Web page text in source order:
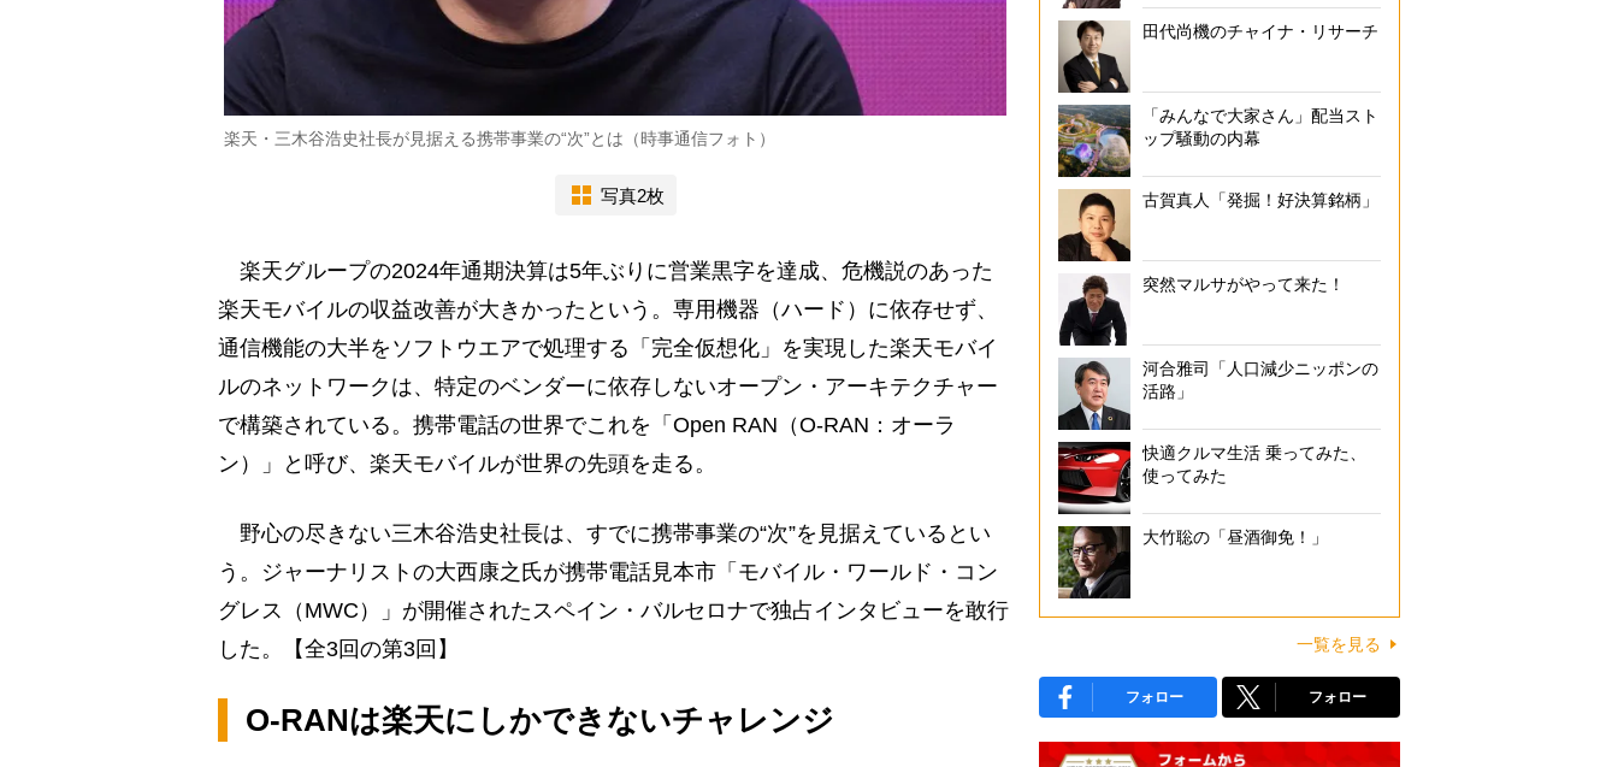
楽天・三木谷浩史社長が見据える携帯事業の“次”とは（時事通信フォト）
写真2枚
楽天グループの2024年通期決算は5年ぶりに営業黒字を達成、危機説のあった
楽天モバイルの収益改善が大きかったという。専用機器（ハード）に依存せず、
通信機能の大半をソフトウエアで処理する「完全仮想化」を実現した楽天モバイ
ルのネットワークは、特定のベンダーに依存しないオープン・アーキテクチャー
で構築されている。携帯電話の世界でこれを「Open RAN（O-RAN：オーラ
ン）」と呼び、楽天モバイルが世界の先頭を走る。
野心の尽きない三木谷浩史社長は、すでに携帯事業の“次”を見据えているとい
う。ジャーナリストの大西康之氏が携帯電話見本市「モバイル・ワールド・コン
グレス（MWC）」が開催されたスペイン・バルセロナで独占インタビューを敢行
した。【全3回の第3回】
O-RANは楽天にしかできないチャレンジ
田代尚機のチャイナ・リサーチ
「みんなで大家さん」配当スト
ップ騒動の内幕
古賀真人「発掘！好決算銘柄」
突然マルサがやって来た！
河合雅司「人口減少ニッポンの
活路」
快適クルマ生活 乗ってみた、
使ってみた
大竹聡の「昼酒御免！」
一覧を見る
フォロー フォロー